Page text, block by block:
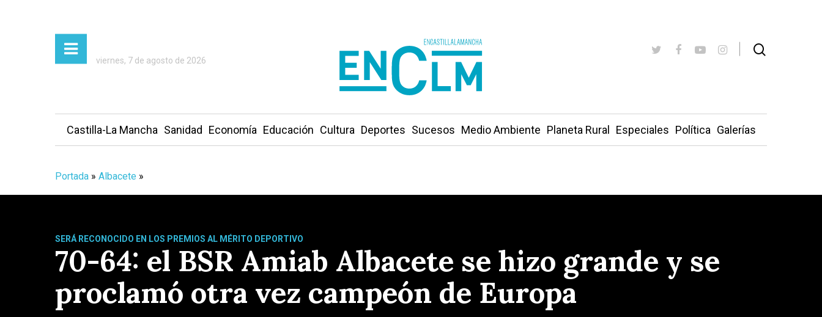
viernes, 7 de agosto de 2026
Castilla-La Mancha Sanidad Economía Educación Cultura Deportes Sucesos Medio Ambiente Planeta Rural Especiales Política Galerías
Portada » Albacete »
SERÁ RECONOCIDO EN LOS PREMIOS AL MÉRITO DEPORTIVO
70-64: el BSR Amiab Albacete se hizo grande y se
proclamó otra vez campeón de Europa